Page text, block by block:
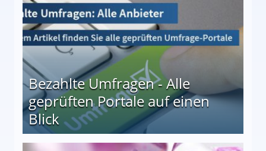
Bezahlte Umfragen - Alle
geprüften Portale auf einen
Blick
auf einen Blick